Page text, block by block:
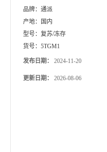
品牌： 通派
产地：
国内
型号： 复苏/冻存
货号： 5TGM1
发布日期： 2024-11-20
更新日期： 2026-08-06